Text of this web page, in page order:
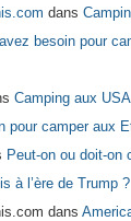
dans
besoin pour
Camping aux
pour camper aux
Peut-on ou doit-on
à l’ère de Trump ?
dans